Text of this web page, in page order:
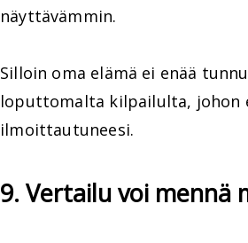
näyttävämmin.
Silloin oma elämä ei enää
loputtomalta kilpailulta, johon
ilmoittautuneesi.
9. Vertailu voi mennä